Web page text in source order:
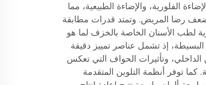
الفلورية، والإضاءة الطبيعية، مما
رضا المريض. وتمتد قدرات مطابقة
لطب الأسنان الخاصة بالخزف لما هو
البسيطة، إذ تشمل عناصر تمييز دقيقة
وتأثيرات الحواف التي تعكس
كما توفر أنظمة التلوين المتقدمة